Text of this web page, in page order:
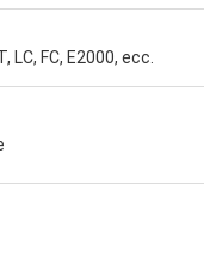
LC, FC, E2000, ecc.